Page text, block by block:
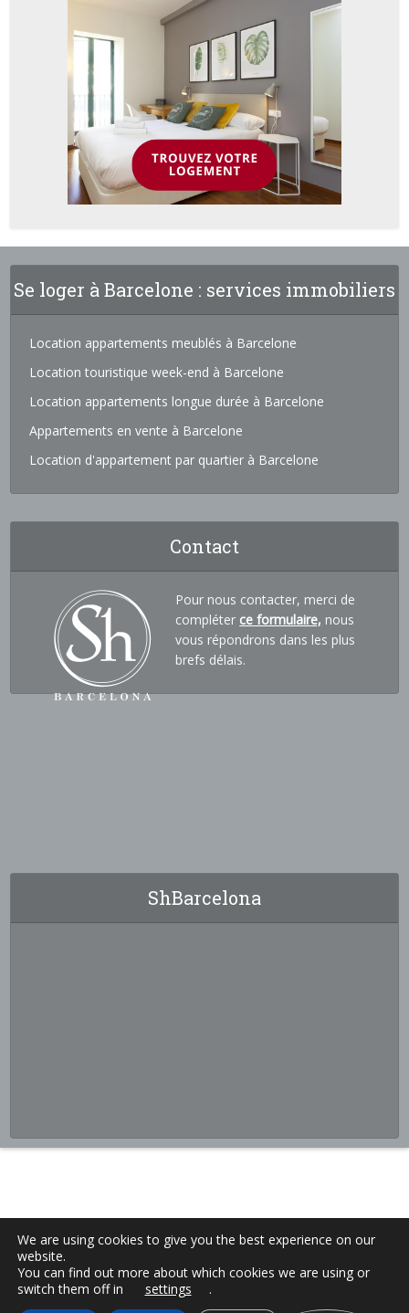
Se loger à Barcelone : services immobiliers
Location appartements meublés à Barcelone
Location touristique week-end à Barcelone
Location appartements longue durée à Barcelone
Appartements en vente à Barcelone
Location d'appartement par quartier à Barcelone
Contact
Pour nous contacter, merci de
compléter ce formulaire, nous
vous répondrons dans les plus
brefs délais.
ShBarcelona
We are using cookies to give you the best experience on our
website.
You can find out more about which cookies we are using or
switch them off in
settings
.